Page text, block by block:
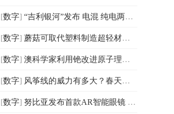
[数字] “吉利银河”发布 电混 纯电两大架构 两年内将推7款产品
[数字] 蘑菇可取代塑料制造超轻材料 用于研发运动设备和防弹衣等
[数字] 澳科学家利用铯改进原子理论计算方法 有助发现大型对撞
[数字] 风筝线的威力有多大？春天放风筝务必注意
[数字] 努比亚发布首款AR智能眼镜 亮相中兴通讯MWC2023